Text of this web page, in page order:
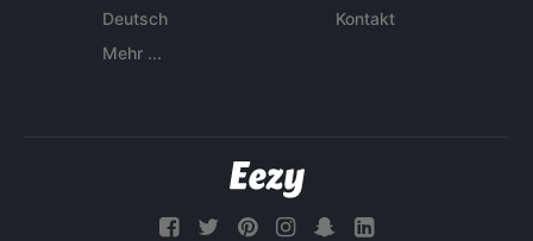
Deutsch
Mehr ...
Kontakt